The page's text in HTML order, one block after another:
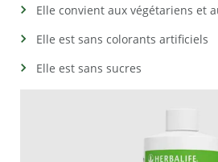
Elle convient aux végétariens et
Elle est sans colorants artificiels
Elle est sans sucres